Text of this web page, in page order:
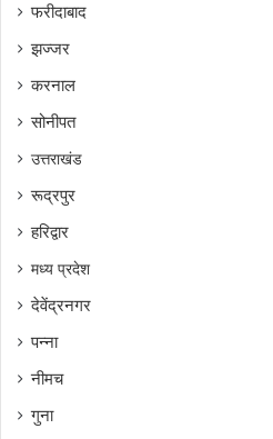
फरीदाबाद
झज्जर
करनाल
सोनीपत
उत्तराखंड
रूद्रपुर
हरिद्वार
मध्य प्रदेश
देवेंद्रनगर
पन्ना
नीमच
गुना